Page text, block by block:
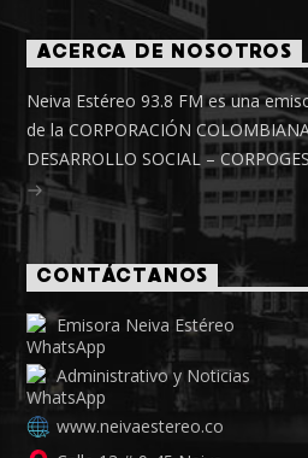
ACERCA DE NOSOTROS
Neiva Estéreo 93.8 FM es una
de la CORPORACIÓN
DESARROLLO SOCIAL –
CONTÁCTANOS
Emisora Neiva Estéreo
Administrativo y Noticias
www.neivaestereo.co